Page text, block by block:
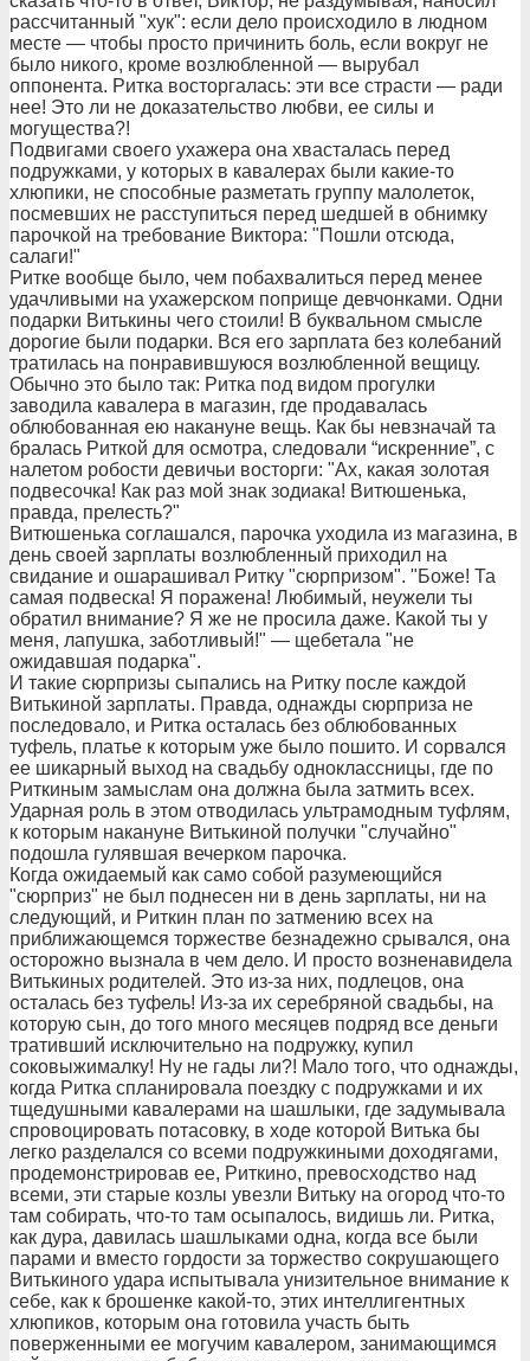
рассчитанный "хук": если дело происходило в людном
месте — чтобы просто причинить боль, если вокруг не
было никого, кроме возлюбленной — вырубал
оппонента. Ритка восторгалась: эти все страсти — ради
нее! Это ли не доказательство любви, ее силы и
могущества?!
Подвигами своего ухажера она хвасталась перед
подружками, у которых в кавалерах были какие-то
хлюпики, не способные разметать группу малолеток,
посмевших не расступиться перед шедшей в обнимку
парочкой на требование Виктора: "Пошли отсюда,
салаги!"
Ритке вообще было, чем побахвалиться перед менее
удачливыми на ухажерском поприще девчонками. Одни
подарки Витькины чего стоили! В буквальном смысле
дорогие были подарки. Вся его зарплата без колебаний
тратилась на понравившуюся возлюбленной вещицу.
Обычно это было так: Ритка под видом прогулки
заводила кавалера в магазин, где продавалась
облюбованная ею накануне вещь. Как бы невзначай та
бралась Риткой для осмотра, следовали “искренние”, с
налетом робости девичьи восторги: "Ах, какая золотая
подвесочка! Как раз мой знак зодиака! Витюшенька,
правда, прелесть?"
Витюшенька соглашался, парочка уходила из магазина, в
день своей зарплаты возлюбленный приходил на
свидание и ошарашивал Ритку "сюрпризом". "Боже! Та
самая подвеска! Я поражена! Любимый, неужели ты
обратил внимание? Я же не просила даже. Какой ты у
меня, лапушка, заботливый!" — щебетала "не
ожидавшая подарка".
И такие сюрпризы сыпались на Ритку после каждой
Витькиной зарплаты. Правда, однажды сюрприза не
последовало, и Ритка осталась без облюбованных
туфель, платье к которым уже было пошито. И сорвался
ее шикарный выход на свадьбу одноклассницы, где по
Риткиным замыслам она должна была затмить всех.
Ударная роль в этом отводилась ультрамодным туфлям,
к которым накануне Витькиной получки "случайно"
подошла гулявшая вечерком парочка.
Когда ожидаемый как само собой разумеющийся
"сюрприз" не был поднесен ни в день зарплаты, ни на
следующий, и Риткин план по затмению всех на
приближающемся торжестве безнадежно срывался, она
осторожно вызнала в чем дело. И просто возненавидела
Витькиных родителей. Это из-за них, подлецов, она
осталась без туфель! Из-за их серебряной свадьбы, на
которую сын, до того много месяцев подряд все деньги
тративший исключительно на подружку, купил
соковыжималку! Ну не гады ли?! Мало того, что однажды,
когда Ритка спланировала поездку с подружками и их
тщедушными кавалерами на шашлыки, где задумывала
спровоцировать потасовку, в ходе которой Витька бы
легко разделался со всеми подружкиными доходягами,
продемонстрировав ее, Риткино, превосходство над
всеми, эти старые козлы увезли Витьку на огород что-то
там собирать, что-то там осыпалось, видишь ли. Ритка,
как дура, давилась шашлыками одна, когда все были
парами и вместо гордости за торжество сокрушающего
Витькиного удара испытывала унизительное внимание к
себе, как к брошенке какой-то, этих интеллигентных
хлюпиков, которым она готовила участь быть
поверженными ее могучим кавалером, занимающимся